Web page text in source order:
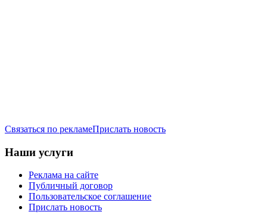
Связаться по рекламеПрислать новость
Наши услуги
Реклама на сайте
Публичный договор
Пользовательское соглашение
Прислать новость